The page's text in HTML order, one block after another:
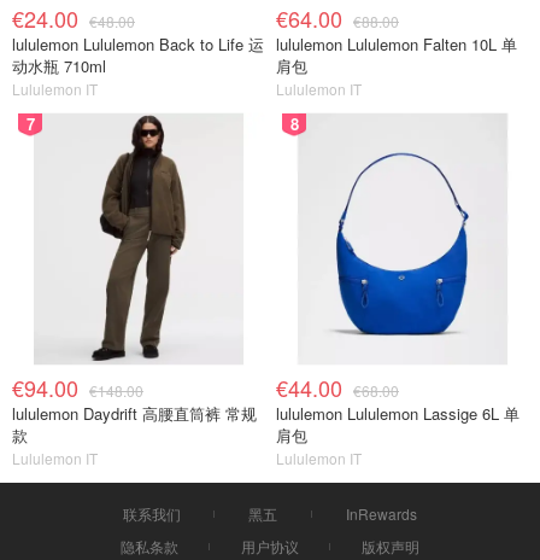
€24.00 €48.00
lululemon Lululemon Back to Life 运
动水瓶 710ml
Lululemon IT
€64.00 €88.00
lululemon Lululemon Falten 10L 单
肩包
Lululemon IT
7
€94.00 €148.00
lululemon Daydrift 高腰直筒裤 常规
款
Lululemon IT
8
€44.00 €68.00
lululemon Lululemon Lassige 6L 单
肩包
Lululemon IT
联系我们 黑五
InRewards
隐私条款
用户协议 版权声明